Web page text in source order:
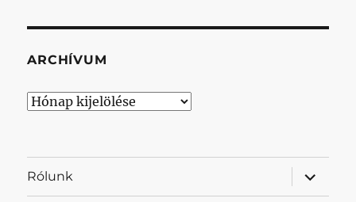
ARCHÍVUM
Archívum
Rólunk
almenü